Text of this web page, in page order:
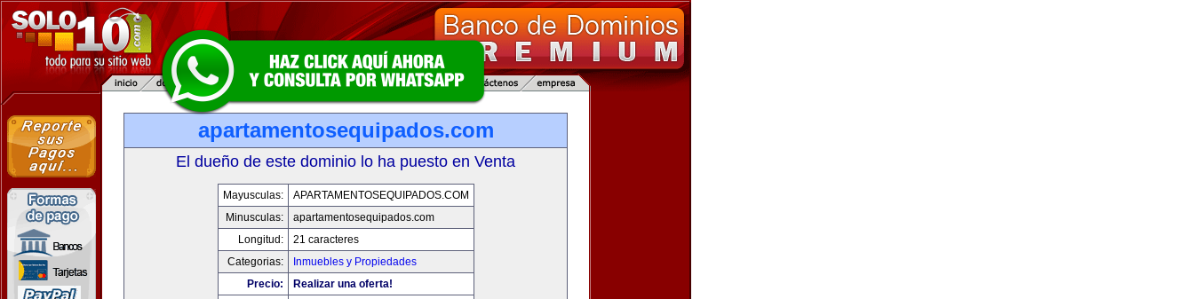
apartamentosequipados.com
El dueño de este dominio lo ha puesto en Venta
Mayusculas:
APARTAMENTOSEQUIPADOS.COM
Minusculas:
apartamentosequipados.com
Longitud:
21 caracteres
Categorias:
Inmuebles y Propiedades
Precio:
Realizar una oferta!